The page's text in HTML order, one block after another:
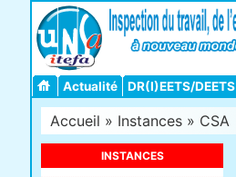
Actualité DR(I)EETS/DEETS
Accueil » Instances » CSA
INSTANCES